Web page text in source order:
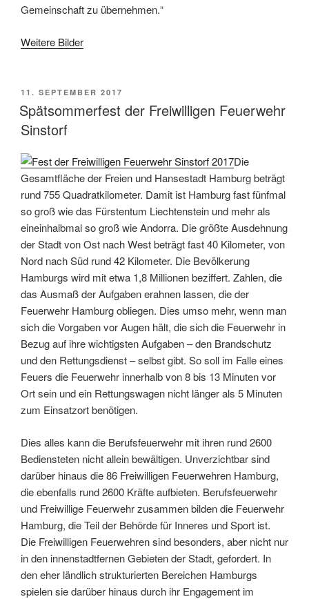
Gemeinschaft zu übernehmen.“
Weitere Bilder
VERÖFFENTLICHT
AM
11. SEPTEMBER 2017
Spätsommerfest der Freiwilligen Feuerwehr
Sinstorf
Die
Gesamtfläche der Freien und Hansestadt Hamburg beträgt
rund 755 Quadratkilometer. Damit ist Hamburg fast fünfmal
so groß wie das Fürstentum Liechtenstein und mehr als
eineinhalbmal so groß wie Andorra. Die größte Ausdehnung
der Stadt von Ost nach West beträgt fast 40 Kilometer, von
Nord nach Süd rund 42 Kilometer. Die Bevölkerung
Hamburgs wird mit etwa 1,8 Millionen beziffert. Zahlen, die
das Ausmaß der Aufgaben erahnen lassen, die der
Feuerwehr Hamburg obliegen. Dies umso mehr, wenn man
sich die Vorgaben vor Augen hält, die sich die Feuerwehr in
Bezug auf ihre wichtigsten Aufgaben – den Brandschutz
und den Rettungsdienst – selbst gibt. So soll im Falle eines
Feuers die Feuerwehr innerhalb von 8 bis 13 Minuten vor
Ort sein und ein Rettungswagen nicht länger als 5 Minuten
zum Einsatzort benötigen.
Dies alles kann die Berufsfeuerwehr mit ihren rund 2600
Bediensteten nicht allein bewältigen. Unverzichtbar sind
darüber hinaus die 86 Freiwilligen Feuerwehren Hamburg,
die ebenfalls rund 2600 Kräfte aufbieten. Berufsfeuerwehr
und Freiwillige Feuerwehr zusammen bilden die Feuerwehr
Hamburg, die Teil der Behörde für Inneres und Sport ist.
Die Freiwilligen Feuerwehren sind besonders, aber nicht nur
in den innenstadtfernen Gebieten der Stadt, gefordert. In
den eher ländlich strukturierten Bereichen Hamburgs
spielen sie darüber hinaus durch ihr Engagement im